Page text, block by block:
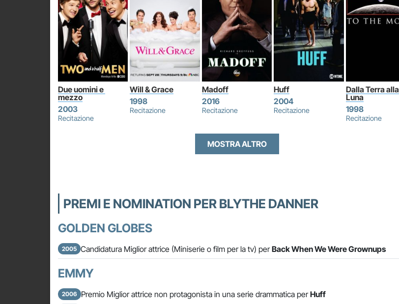
Due uomini e
mezzo
2003
Recitazione
Will & Grace
1998
Recitazione
Madoff
2016
Recitazione
Huff
2004
Recitazione
Dalla Terra alla
Luna
1998
Recitazione
MOSTRA ALTRO
PREMI E NOMINATION PER BLYTHE DANNER
GOLDEN GLOBES
2005 Candidatura Miglior attrice (Miniserie o film per la tv) perBack When We Were Grownups
EMMY
2006 Premio Miglior attrice non protagonista in una serie drammatica perHuff